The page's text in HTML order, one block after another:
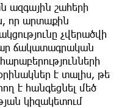
ազգային շահերի
որ արտաքին
չվերածվի
ճակատագրական
է տալիս, թե
է հանգեցնել մեծ
կիզակետում